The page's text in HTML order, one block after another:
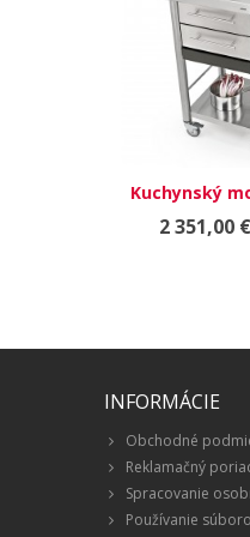
Kuchynský
2 351,00 €
INFORMÁCIE
Obchodné
Reklamačný
Spracovanie
Používanie